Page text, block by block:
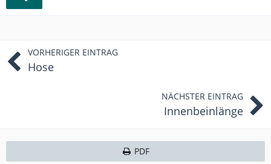
VORHERIGER EINTRAG
Hose
NÄCHSTER EINTRAG
Innenbeinlänge
PDF